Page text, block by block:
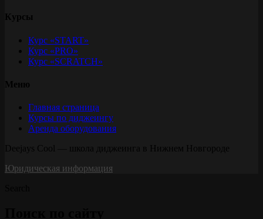
Курсы
Курс «START»
Курс «PRO»
Курс «SCRATCH»
Меню
Главная страница
Курсы по диджеингу
Аренда оборудования
Deejays Cool — школа диджеинга в Нижнем Новгороде
Юридическая информация